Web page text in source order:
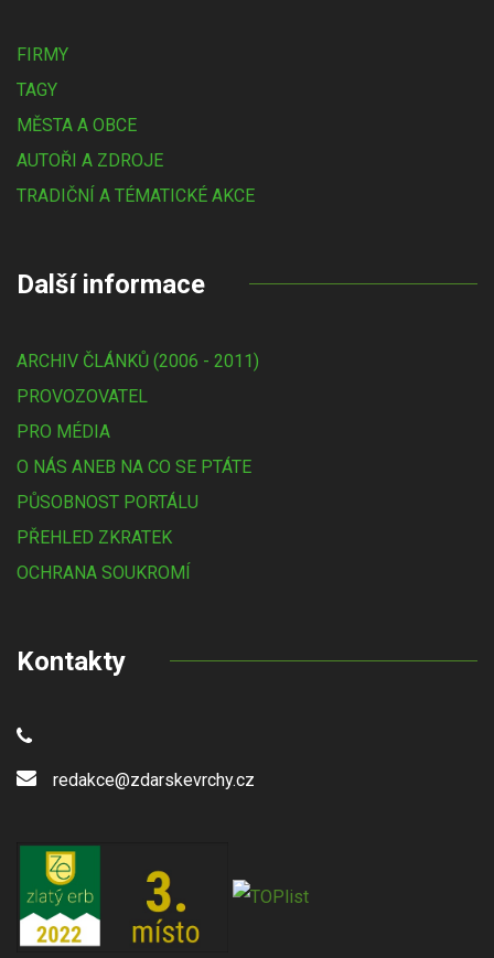
FIRMY
TAGY
MĚSTA A OBCE
AUTOŘI A ZDROJE
TRADIČNÍ A TÉMATICKÉ AKCE
Další informace
ARCHIV ČLÁNKŮ (2006 - 2011)
PROVOZOVATEL
PRO MÉDIA
O NÁS ANEB NA CO SE PTÁTE
PŮSOBNOST PORTÁLU
PŘEHLED ZKRATEK
OCHRANA SOUKROMÍ
Kontakty
redakce@zdarskevrchy.cz